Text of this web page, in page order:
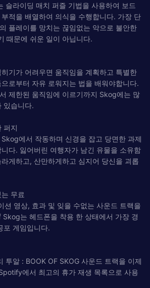
슬라이딩 매치 퍼즐 기법을 사용하여 보드
적을 배열하여 의식을 수행합니다. 가장 단
플레이를 망치는 끊임없는 악으로 ​​불안한
때문에 쉬운 일이 아닙니다.
기가 어려우면 움직임을 계획하고 특별한
로부터 자유 로워지는 법을 배워야합니다.
제한된 움직임에 이르기까지 Skog에는 많
있습니다.
퍼지
에서 작동하며 신경을 잡고 당면한 과제
다. 잃어버린 여행자가 남긴 유물을 소유함
게하고, 산만하게하고 심지어 당신을 괴롭
무료
션 영상, 효과 및 잊을 수없는 사운드 트랙을
는 헤드폰을 착용 한 상태에서 가장 경
포 게임입니다.
투알 : BOOK OF SKOG 사운드 트랙을 이제
에서 최고의 휴가 재생 목록으로 사용